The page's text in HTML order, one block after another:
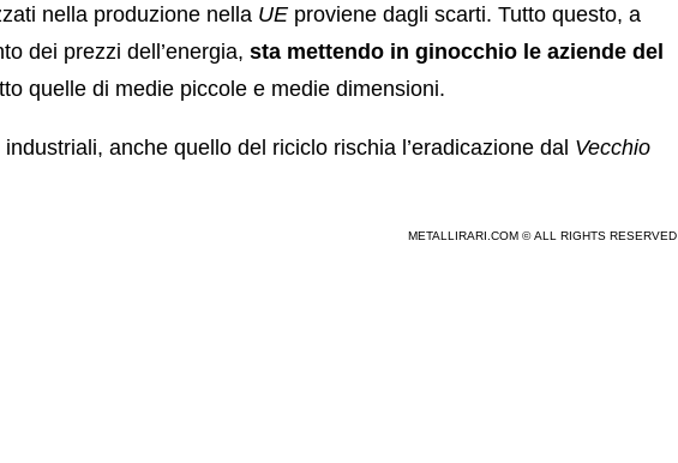
nella produzione nella UE proviene dagli scarti. Tutto questo, a
dei prezzi dell’energia, sta mettendo in ginocchio le aziende del
quelle di medie piccole e medie dimensioni.
anche quello del riciclo rischia l’eradicazione dal Vecchio
METALLIRARI.COM © ALL RIGHTS RESERVED